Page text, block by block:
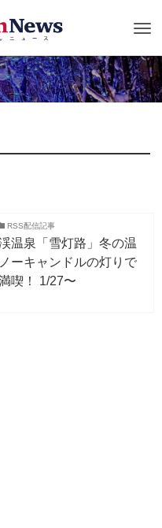
RSS配信記事
温泉「雪灯路」冬の温
ーキャンドルの灯りで
喫！ 1/27〜